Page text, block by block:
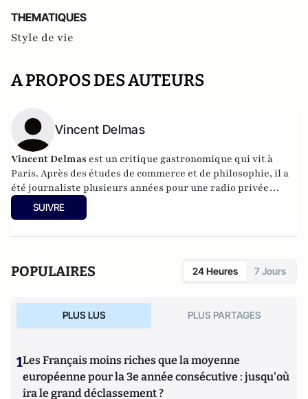
THEMATIQUES
Style de vie
A PROPOS DES AUTEURS
Vincent Delmas
Vincent Delmas est un critique gastronomique qui vit à
Paris. Après des études de commerce et de philosophie, il a
été journaliste plusieurs années pour une radio privée
parisienne. Il anime le site
depuis cinq ans et participe à l’élaboration des guide du
SUIVRE
POPULAIRES 24 Heures 7 Jours
PLUS LUS PLUS PARTAGES
1Les Français moins riches que la moyenne
européenne pour la 3e année consécutive : jusqu'où
ira le grand déclassement ?